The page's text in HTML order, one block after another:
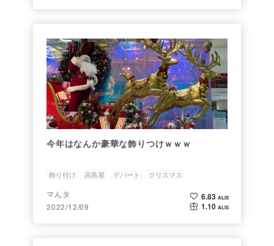
今年はなんか豪華な飾りつけｗｗｗ
飾り付け 高島屋 デパート クリスマス
マんタ
2022/12/09
6.83 ALIS
1.10 ALIS